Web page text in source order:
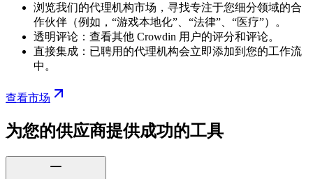
浏览我们的代理机构市场，寻找专注于您细分领域的合
作伙伴（例如，“游戏本地化”、“法律”、“医疗”）。
透明评论：查看其他 Crowdin 用户的评分和评论。
直接集成：已聘用的代理机构会立即添加到您的工作流
中。
查看市场
为您的供应商提供成功的工具